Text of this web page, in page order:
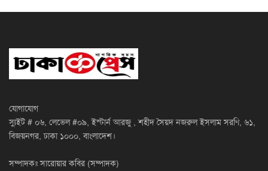
যোগাযোগ
স্যুইট # ০৬, লেভেল #০৯, ইস্টার্ন আরজু , শহীদ সৈয়দ নজরুল ইসলাম সরণি, ৬১,
বিজয়নগর, ঢাকা ১০০০, বাংলাদেশ।
সম্পাদকঃ সারোয়ার কবির (সম্পাদক)